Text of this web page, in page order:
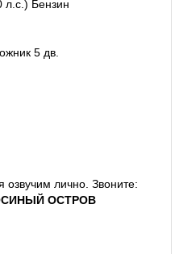
л.с.) Бензин
5 дв.
озвучим лично. Звоните:
ОСТРОВ